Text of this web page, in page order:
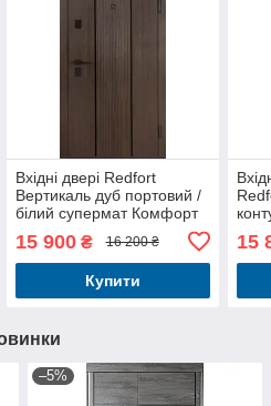
Вхідні двері Redfort
Вертикаль дуб портовий /
білий супермат Комфорт
15 900₴ 16 200 ₴
Купити
15
–5%